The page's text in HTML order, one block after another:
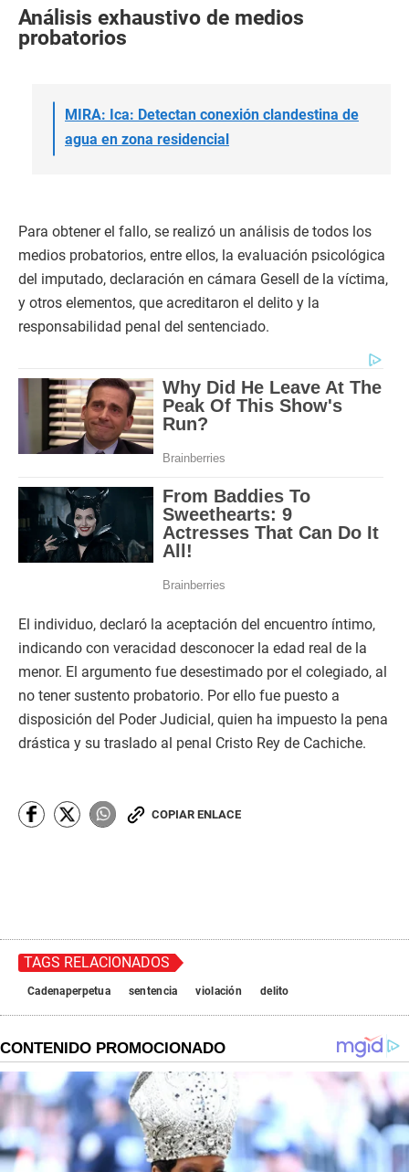
Análisis exhaustivo de medios
probatorios
MIRA: Ica: Detectan conexión clandestina de
agua en zona residencial
Para obtener el fallo, se realizó un análisis de todos los
medios probatorios, entre ellos, la evaluación psicológica
del imputado, declaración en cámara Gesell de la víctima,
y otros elementos, que acreditaron el delito y la
responsabilidad penal del sentenciado.
El individuo, declaró la aceptación del encuentro íntimo,
indicando con veracidad desconocer la edad real de la
menor. El argumento fue desestimado por el colegiado, al
no tener sustento probatorio. Por ello fue puesto a
disposición del Poder Judicial, quien ha impuesto la pena
drástica y su traslado al penal Cristo Rey de Cachiche.
COPIAR ENLACE
TAGS RELACIONADOS
Cadenaperpetua sentencia violación delito